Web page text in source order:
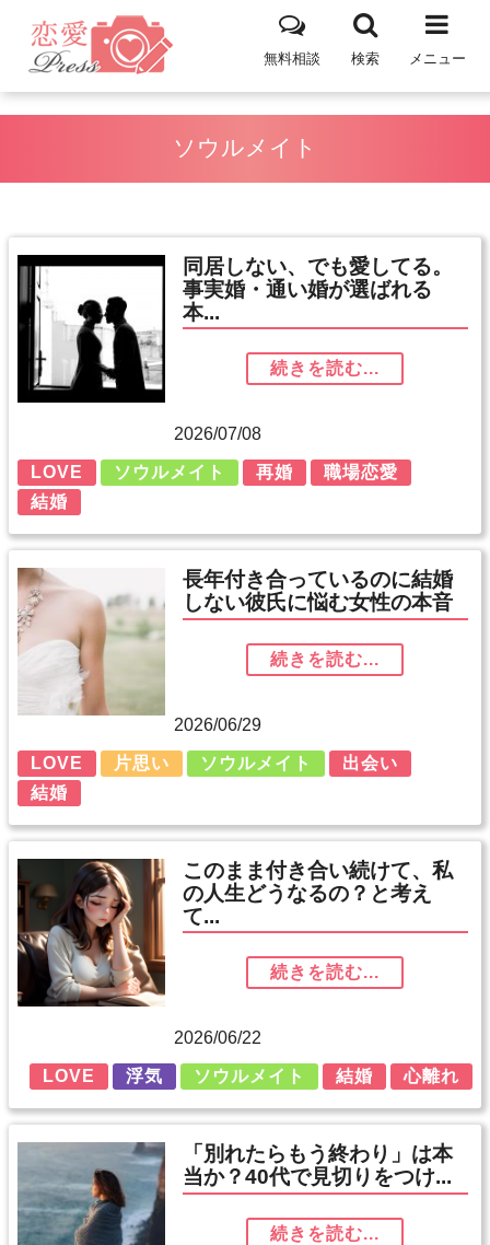
メニュー
検索
無料相談
ソウルメイト
同居しない、でも愛してる。
事実婚・通い婚が選ばれる
本...
続きを読む...
2026/07/08
LOVE ソウルメイト 再婚
職場恋愛
結婚
長年付き合っているのに結婚
しない彼氏に悩む女性の本音
続きを読む...
2026/06/29
LOVE 片思い ソウルメイト
出会い
結婚
このまま付き合い続けて、私
の人生どうなるの？と考え
て...
続きを読む...
2026/06/22
LOVE 浮気 ソウルメイト 結婚 心離れ
「別れたらもう終わり」は本
当か？40代で見切りをつけ...
続きを読む...